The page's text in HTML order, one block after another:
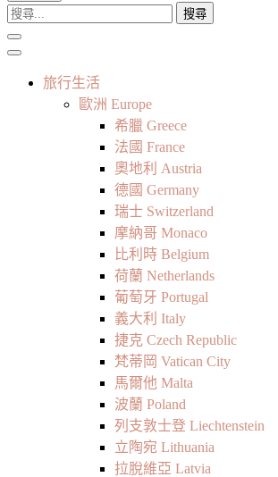
搜
尋
關
旅行生活
歐洲 Europe
希臘 Greece
法國 France
奧地利 Austria
德國 Germany
瑞士 Switzerland
摩納哥 Monaco
比利時 Belgium
荷蘭 Netherlands
葡萄牙 Portugal
義大利 Italy
捷克 Czech Republic
梵蒂岡 Vatican City
馬爾他 Malta
波蘭 Poland
列支敦士登 Liechtenstein
立陶宛 Lithuania
拉脫維亞 Latvia